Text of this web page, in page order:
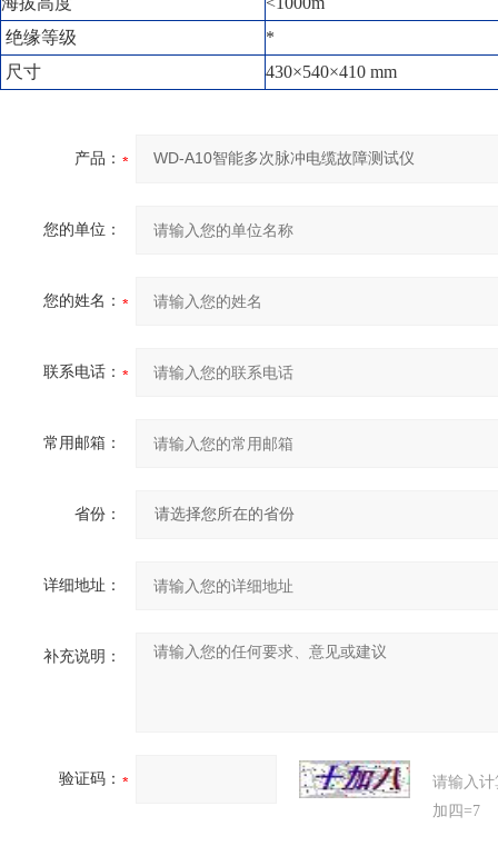
绝缘等级
*
尺寸
430×540×410 mm
产品：
您的单位：
您的姓名：
联系电话：
常用邮箱：
省份：
详细地址：
补充说明：
验证码：
请输入
加四=7